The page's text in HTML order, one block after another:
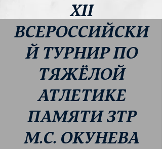
XII
ВСЕРОССИЙСКИ
Й ТУРНИР ПО
ТЯЖЁЛОЙ
АТЛЕТИКЕ
ПАМЯТИ ЗТР
М.С. ОКУНЕВА